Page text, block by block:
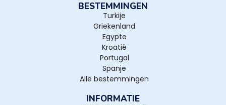
BESTEMMINGEN
Turkije
Griekenland
Egypte
Kroatië
Portugal
Spanje
Alle bestemmingen
INFORMATIE